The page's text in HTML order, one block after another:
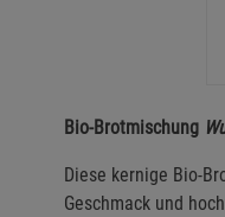
Bio-Brotmischung
Diese kernige Bio-
Geschmack und